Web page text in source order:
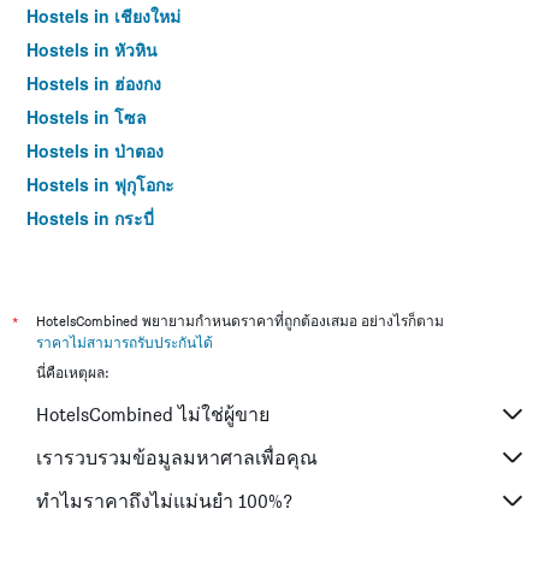
Hostels in เชียงใหม่
Hostels in หัวหิน
Hostels in ฮ่องกง
Hostels in โซล
Hostels in ป่าตอง
Hostels in ฟุกุโอกะ
Hostels in กระบี่
Hostels in เซี่ยงไฮ้
Hostels in ไทเป
Hostels in หาดใหญ่
Hostels in ภูเก็ต
Hostels in เกียวโต
*
HotelsCombined พยายามกำหนดราคาที่ถูกต้องเสมอ อย่างไรก็ตาม
ราคาไม่สามารถรับประกันได้
นี่คือเหตุผล:
HotelsCombined ไม่ใช่ผู้ขาย
เรารวบรวมข้อมูลมหาศาลเพื่อคุณ
ทำไมราคาถึงไม่แม่นยำ 100%?